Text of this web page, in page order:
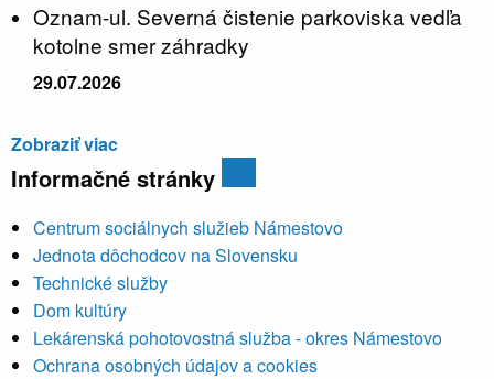
Oznam-ul. Severná čistenie parkoviska vedľa
kotolne smer záhradky
29.07.2026
Zobraziť viac
Informačné stránky
Centrum sociálnych služieb Námestovo
Jednota dôchodcov na Slovensku
Technické služby
Dom kultúry
Lekárenská pohotovostná služba - okres Námestovo
Ochrana osobných údajov a cookies